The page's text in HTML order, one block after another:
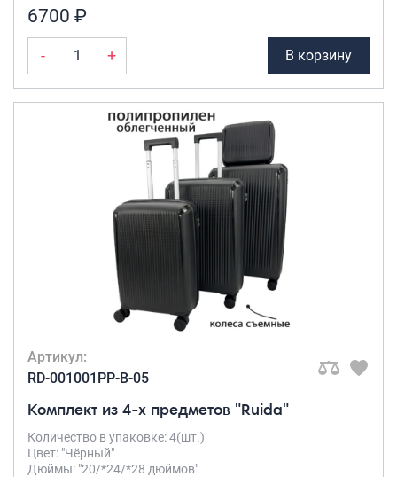
6700 ₽
- + В корзину
Артикул:
RD-001001PP-B-05
Комплект из 4-х предметов "Ruida"
Количество в упаковке: 4(шт.)
Цвет: "Чёрный"
Дюймы: "20/*24/*28 дюймов"